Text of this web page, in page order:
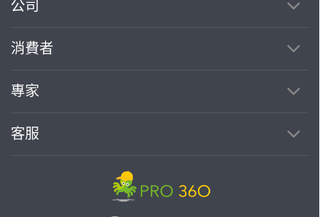
公司
消費者
專家
客服